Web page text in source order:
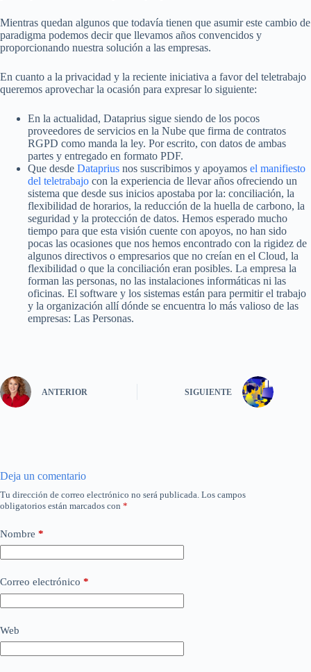
Mientras quedan algunos que todavía tienen que asumir este cambio de
paradigma podemos decir que llevamos años convencidos y
proporcionando nuestra solución a las empresas.
En cuanto a la privacidad y la reciente iniciativa a favor del teletrabajo
queremos aprovechar la ocasión para expresar lo siguiente:
En la actualidad, Dataprius sigue siendo de los pocos
proveedores de servicios en la Nube que firma de contratos
RGPD como manda la ley. Por escrito, con datos de ambas
partes y entregado en formato PDF.
Que desde Dataprius nos suscribimos y apoyamos el manifiesto
del teletrabajo con la experiencia de llevar años ofreciendo un
sistema que desde sus inicios apostaba por la: conciliación, la
flexibilidad de horarios, la reducción de la huella de carbono, la
seguridad y la protección de datos. Hemos esperado mucho
tiempo para que esta visión cuente con apoyos, no han sido
pocas las ocasiones que nos hemos encontrado con la rigidez de
algunos directivos o empresarios que no creían en el Cloud, la
flexibilidad o que la conciliación eran posibles. La empresa la
forman las personas, no las instalaciones informáticas ni las
oficinas. El software y los sistemas están para permitir el trabajo
y la organización allí dónde se encuentra lo más valioso de las
empresas: Las Personas.
ANTERIOR SIGUIENTE
Deja un comentario
Tu dirección de correo electrónico no será publicada. Los campos
obligatorios están marcados con *
Nombre *
Correo electrónico *
Web